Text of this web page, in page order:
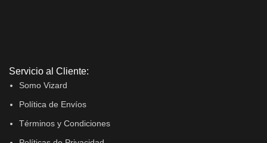
Servicio al Cliente:
Somo Vizard
Política de Envíos
Términos y Condiciones